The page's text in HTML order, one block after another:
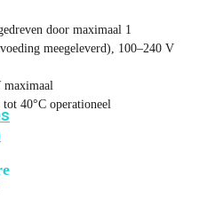
door maximaal 1
meegeleverd), 100–240 V
maximaal
tot 40°C operationeel